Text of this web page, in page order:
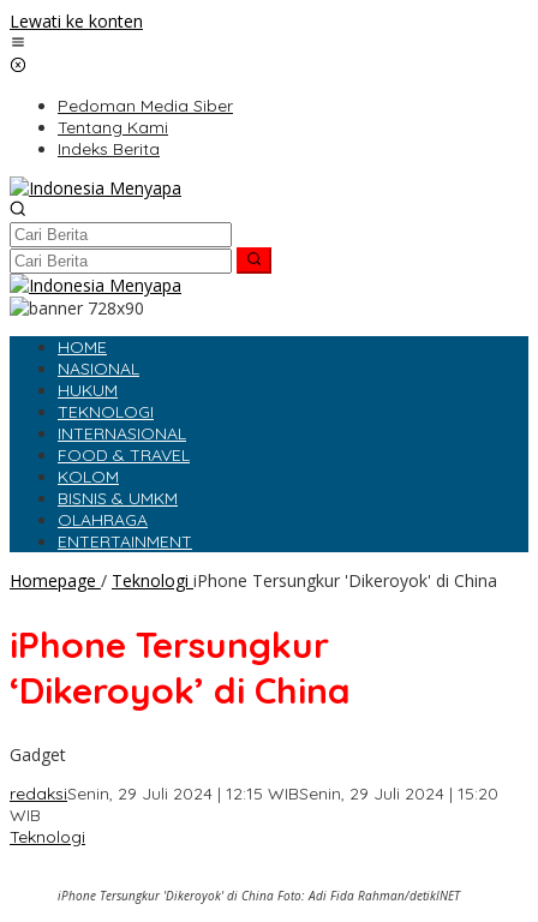
Lewati ke konten
Pedoman Media Siber
Tentang Kami
Indeks Berita
HOME
NASIONAL
HUKUM
TEKNOLOGI
INTERNASIONAL
FOOD & TRAVEL
KOLOM
BISNIS & UMKM
OLAHRAGA
ENTERTAINMENT
Homepage / Teknologi iPhone Tersungkur 'Dikeroyok' di China
iPhone Tersungkur
‘Dikeroyok’ di China
Gadget
redaksiSenin, 29 Juli 2024 | 12:15 WIBSenin, 29 Juli 2024 | 15:20
WIB
Teknologi
iPhone Tersungkur 'Dikeroyok' di China Foto: Adi Fida Rahman/detikINET